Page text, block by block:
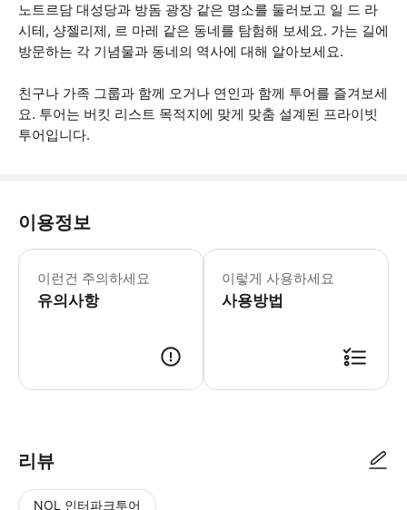
노트르담 대성당과 방돔 광장 같은 명소를 둘러보고 일 드 라
시테, 샹젤리제, 르 마레 같은 동네를 탐험해 보세요. 가는 길에
방문하는 각 기념물과 동네의 역사에 대해 알아보세요.
친구나 가족 그룹과 함께 오거나 연인과 함께 투어를 즐겨보세
요. 투어는 버킷 리스트 목적지에 맞게 맞춤 설계된 프라이빗
투어입니다.
이용정보
이런건 주의하세요
유의사항
투어는 대부분의 기상 조건에서 진행
이렇게 사용하세요
사용방법
리뷰
NOL 인터파크투어